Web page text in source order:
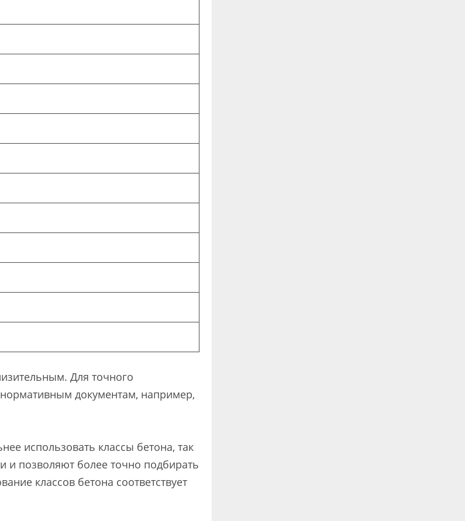
Для точного
документам, например,
использовать классы бетона, так
и позволяют более точно подбирать
классов бетона соответствует